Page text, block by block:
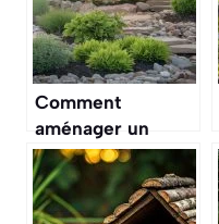
Comment
aménager un
jardin de rocaille
en pente